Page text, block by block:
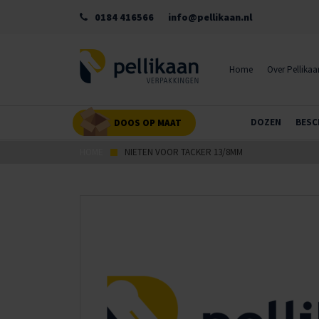
0184 416566 info@pellikaan.nl
Home Over
DOZEN
DOOS OP MAAT
NIETEN VOOR TACKER 13/8MM